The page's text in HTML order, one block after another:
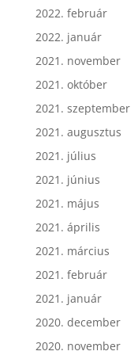
2022. február
2022. január
2021. november
2021. október
2021. szeptember
2021. augusztus
2021. július
2021. június
2021. május
2021. április
2021. március
2021. február
2021. január
2020. december
2020. november